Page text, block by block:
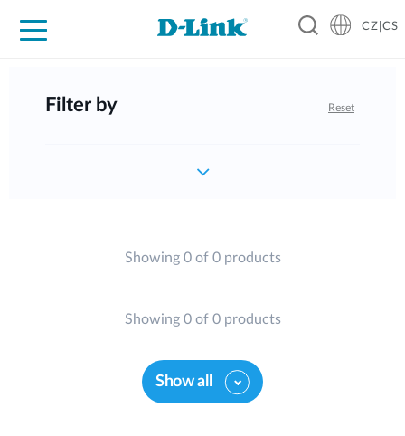
CZ|CS
Filter by Reset
Showing 0 of 0 products
Showing 0 of 0 products
Show all